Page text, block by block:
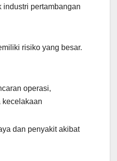
industri pertambangan
risiko yang besar.
operasi,
kecelakaan
dan penyakit akibat